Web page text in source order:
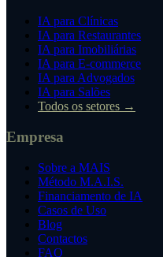
IA para Clínicas
IA para Restaurantes
IA para Imobiliárias
IA para E-commerce
IA para Advogados
IA para Salões
Todos os setores →
Empresa
Sobre a MAIS
Método M.A.I.S.
Financiamento de IA
Casos de Uso
Blog
Contactos
FAQ